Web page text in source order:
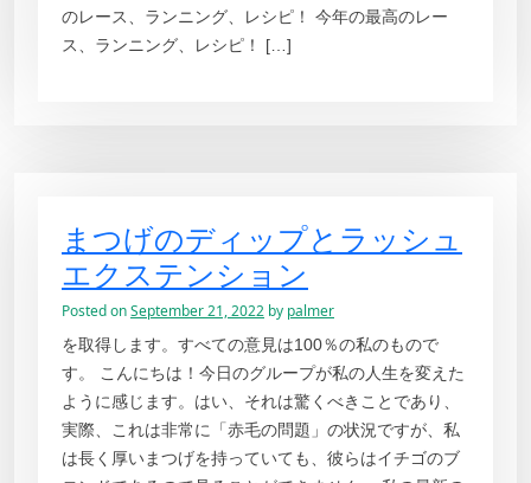
のレース、ランニング、レシピ！ 今年の最高のレー
ス、ランニング、レシピ！ […]
まつげのディップとラッシュ
エクステンション
Posted onSeptember 21, 2022 by palmer
を取得します。すべての意見は100％の私のもので
す。 こんにちは！今日のグループが私の人生を変えた
ように感じます。はい、それは驚くべきことであり、
実際、これは非常に「赤毛の問題」の状況ですが、私
は長く厚いまつげを持っていても、彼らはイチゴのブ